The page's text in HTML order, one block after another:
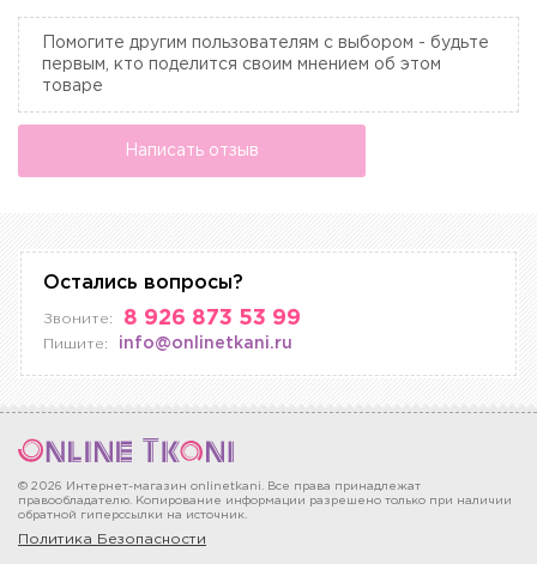
Помогите другим пользователям с выбором - будьте
первым, кто поделится своим мнением об этом
товаре
Написать отзыв
Остались вопросы?
Звоните: 8 926 873 53 99
Пишите: info@onlinetkani.ru
© 2026 Интернет-магазин onlinetkani. Все права принадлежат
правообладателю. Копирование информации разрешено только при наличии
обратной гиперссылки на источник.
Политика Безопасности